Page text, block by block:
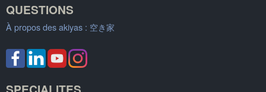
QUESTIONS
À propos des akiyas : 空き家